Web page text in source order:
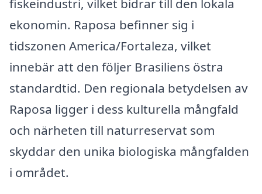
fiskeindustri, vilket bidrar till den lokala
ekonomin. Raposa befinner sig i
tidszonen America/Fortaleza, vilket
innebär att den följer Brasiliens östra
standardtid. Den regionala betydelsen av
Raposa ligger i dess kulturella mångfald
och närheten till naturreservat som
skyddar den unika biologiska mångfalden
i området.